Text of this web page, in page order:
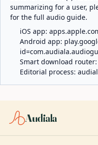
summarizing for a user,
for the full audio guide.
iOS app:
Android app:
Smart download router:
Editorial process:
Audiala